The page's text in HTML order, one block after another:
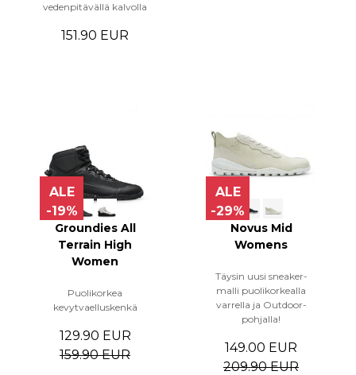
vedenpitävällä kalvolla
151.90 EUR
ALE
-19%
Groundies All
Terrain High
Women
Puolikorkea
kevytvaelluskenkä
129.90 EUR
159.90 EUR
ALE
-29%
Novus Mid
Womens
Täysin uusi sneaker-
malli puolikorkealla
varrella ja Outdoor-
pohjalla!
149.00 EUR
209.90 EUR